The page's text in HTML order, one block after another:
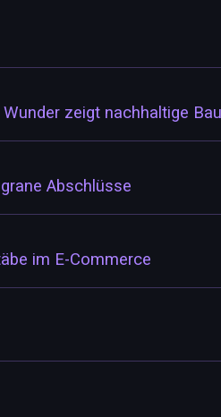
zeigt nachhaltige
Abschlüsse
im E-Commerce